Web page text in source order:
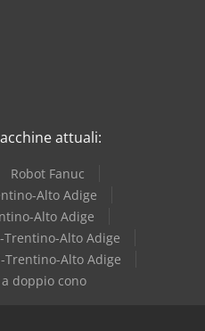
attuali:
Robot Fanuc
Alto Adige
Alto Adige
Alto Adige
Trentino-Alto Adige
doppio cono